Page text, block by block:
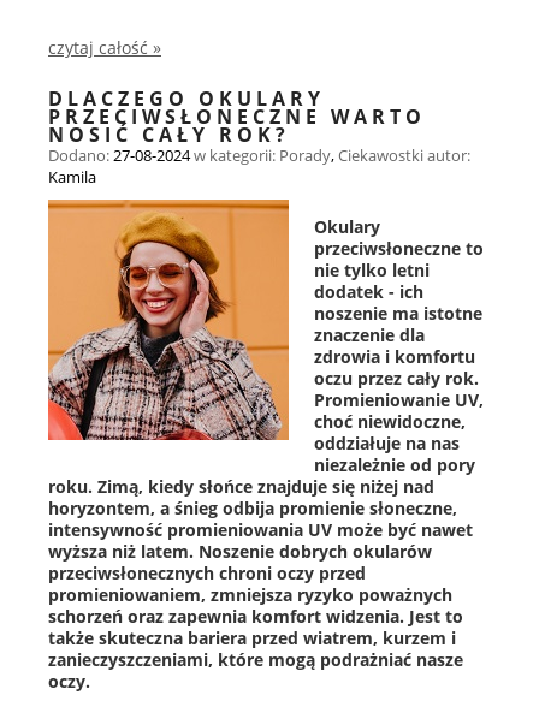
czytaj całość »
DLACZEGO OKULARY
PRZECIWSŁONECZNE WARTO
NOSIĆ CAŁY ROK?
Dodano:27-08-2024w kategorii: Porady,Ciekawostkiautor:
Kamila
Okulary
przeciwsłoneczne to
nie tylko letni
dodatek - ich
noszenie ma istotne
znaczenie dla
zdrowia i komfortu
oczu przez cały rok.
Promieniowanie UV,
choć niewidoczne,
oddziałuje na nas
niezależnie od pory
roku. Zimą, kiedy słońce znajduje się niżej nad
horyzontem, a śnieg odbija promienie słoneczne,
intensywność promieniowania UV może być nawet
wyższa niż latem. Noszenie dobrych okularów
przeciwsłonecznych chroni oczy przed
promieniowaniem, zmniejsza ryzyko poważnych
schorzeń oraz zapewnia komfort widzenia. Jest to
także skuteczna bariera przed wiatrem, kurzem i
zanieczyszczeniami, które mogą podrażniać nasze
oczy.